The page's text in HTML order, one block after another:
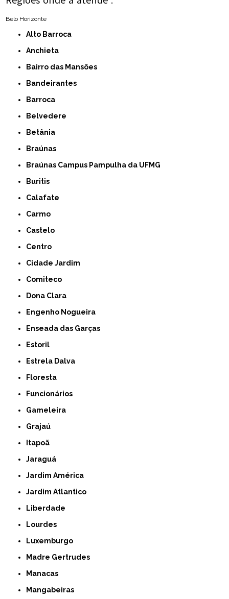
Belo Horizonte
Alto Barroca
Anchieta
Bairro das Mansões
Bandeirantes
Barroca
Belvedere
Betânia
Braúnas
Braúnas Campus Pampulha da UFMG
Buritis
Calafate
Carmo
Castelo
Centro
Cidade Jardim
Comiteco
Dona Clara
Engenho Nogueira
Enseada das Garças
Estoril
Estrela Dalva
Floresta
Funcionários
Gameleira
Grajaú
Itapoã
Jaraguá
Jardim América
Jardim Atlantico
Liberdade
Lourdes
Luxemburgo
Madre Gertrudes
Manacas
Mangabeiras